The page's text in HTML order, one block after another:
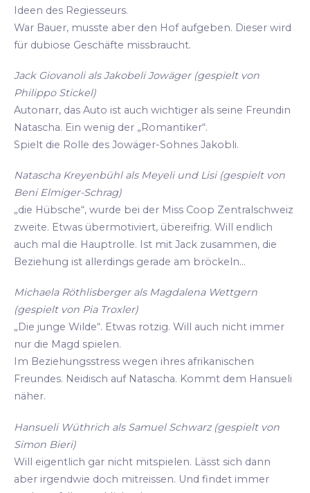
Ideen des Regiesseurs.
War Bauer, musste aber den Hof aufgeben. Dieser wird
für dubiose Geschäfte missbraucht.
Jack Giovanoli als Jakobeli Jowäger (gespielt von
Philippo Stickel)
Autonarr, das Auto ist auch wichtiger als seine Freundin
Natascha. Ein wenig der „Romantiker“.
Spielt die Rolle des Jowäger-Sohnes Jakobli.
Natascha Kreyenbühl als Meyeli und Lisi (gespielt von
Beni Elmiger-Schrag)
„die Hübsche“, wurde bei der Miss Coop Zentralschweiz
zweite. Etwas übermotiviert, übereifrig. Will endlich
auch mal die Hauptrolle. Ist mit Jack zusammen, die
Beziehung ist allerdings gerade am bröckeln...
Michaela Röthlisberger als Magdalena Wettgern
(gespielt von Pia Troxler)
„Die junge Wilde“. Etwas rotzig. Will auch nicht immer
nur die Magd spielen.
Im Beziehungsstress wegen ihres afrikanischen
Freundes. Neidisch auf Natascha. Kommt dem Hansueli
näher.
Hansueli Wüthrich als Samuel Schwarz (gespielt von
Simon Bieri)
Will eigentlich gar nicht mitspielen. Lässt sich dann
aber irgendwie doch mitreissen. Und findet immer